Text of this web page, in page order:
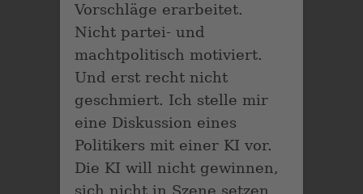
Vorschläge erarbeitet.
Nicht partei- und
machtpolitisch motiviert.
Und erst recht nicht
geschmiert. Ich stelle mir
eine Diskussion eines
Politikers mit einer KI vor.
Die KI will nicht gewinnen,
sich nicht in Szene setzen.